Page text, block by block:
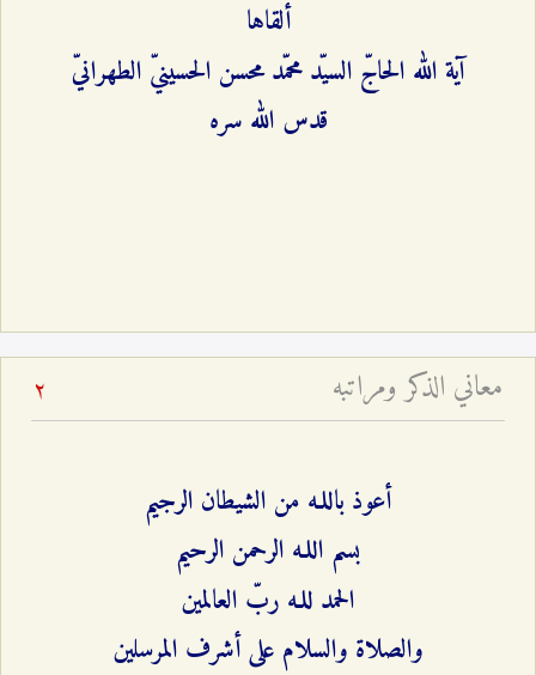
ألقاها
آية الله الحاجّ السيّد محمّد محسن الحسينيّ الطهرانيّ
قدس الله سره
معاني الذكر ومراتبه 2
أعوذ باللـه من الشيطان الرجيم
بسم اللـه الرحمن الرحيم
الحمد للـه ربّ العالمين
والصلاة والسلام على أشرف المرسلين